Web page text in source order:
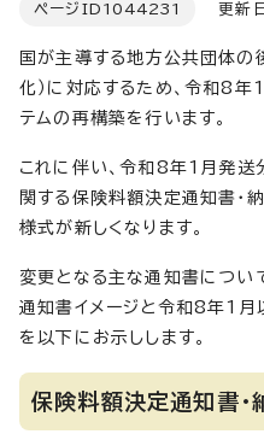
ページID 1044231 更新
国が主導する地方公共団体の
化）に対応するため、令和8年
テムの再構築を行います。
これに伴い、令和8年1月発送
関する保険料額決定通知書・
様式が新しくなります。
変更となる主な通知書につ
通知書イメージと令和8年1月
を以下にお示しします。
保険料額決定通知書・